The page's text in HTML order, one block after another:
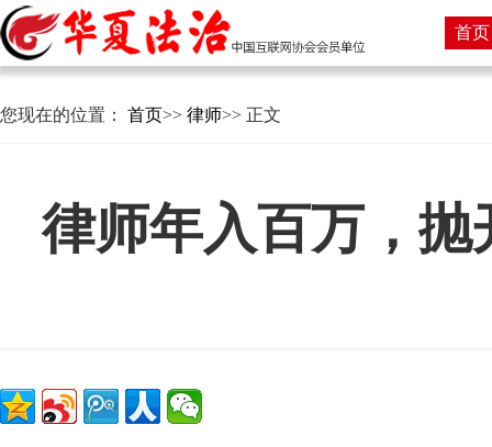
首页
您现在的位置： 首页>> 律师>> 正文
律师年入百万，抛